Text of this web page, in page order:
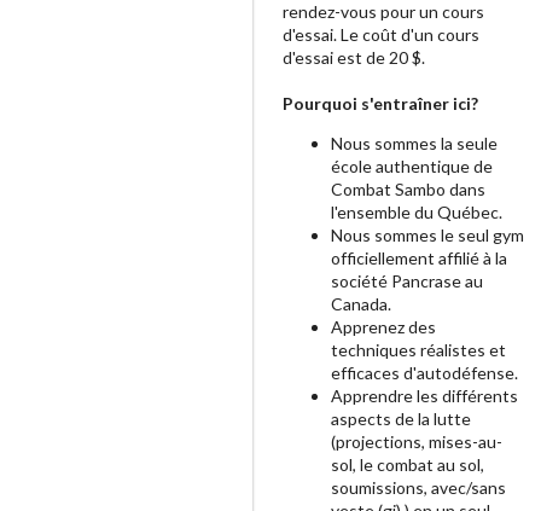
rendez-vous pour un cours
d'essai. Le coût d'un cours
d'essai est de 20 $.
Pourquoi s'entraîner ici?
Nous sommes la seule
école authentique de
Combat Sambo dans
l'ensemble du Québec.
Nous sommes le seul gym
officiellement affilié à la
société Pancrase au
Canada.
Apprenez des
techniques réalistes et
efficaces d'autodéfense.
Apprendre les différents
aspects de la lutte
(projections, mises-au-
sol, le combat au sol,
soumissions, avec/sans